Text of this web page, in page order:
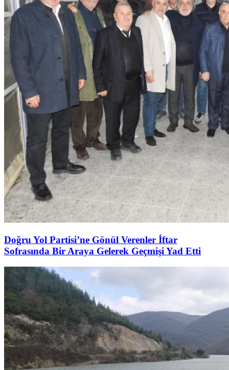
Doğru Yol Partisi’ne Gönül Verenler İftar
Sofrasında Bir Araya Gelerek Geçmişi Yad Etti